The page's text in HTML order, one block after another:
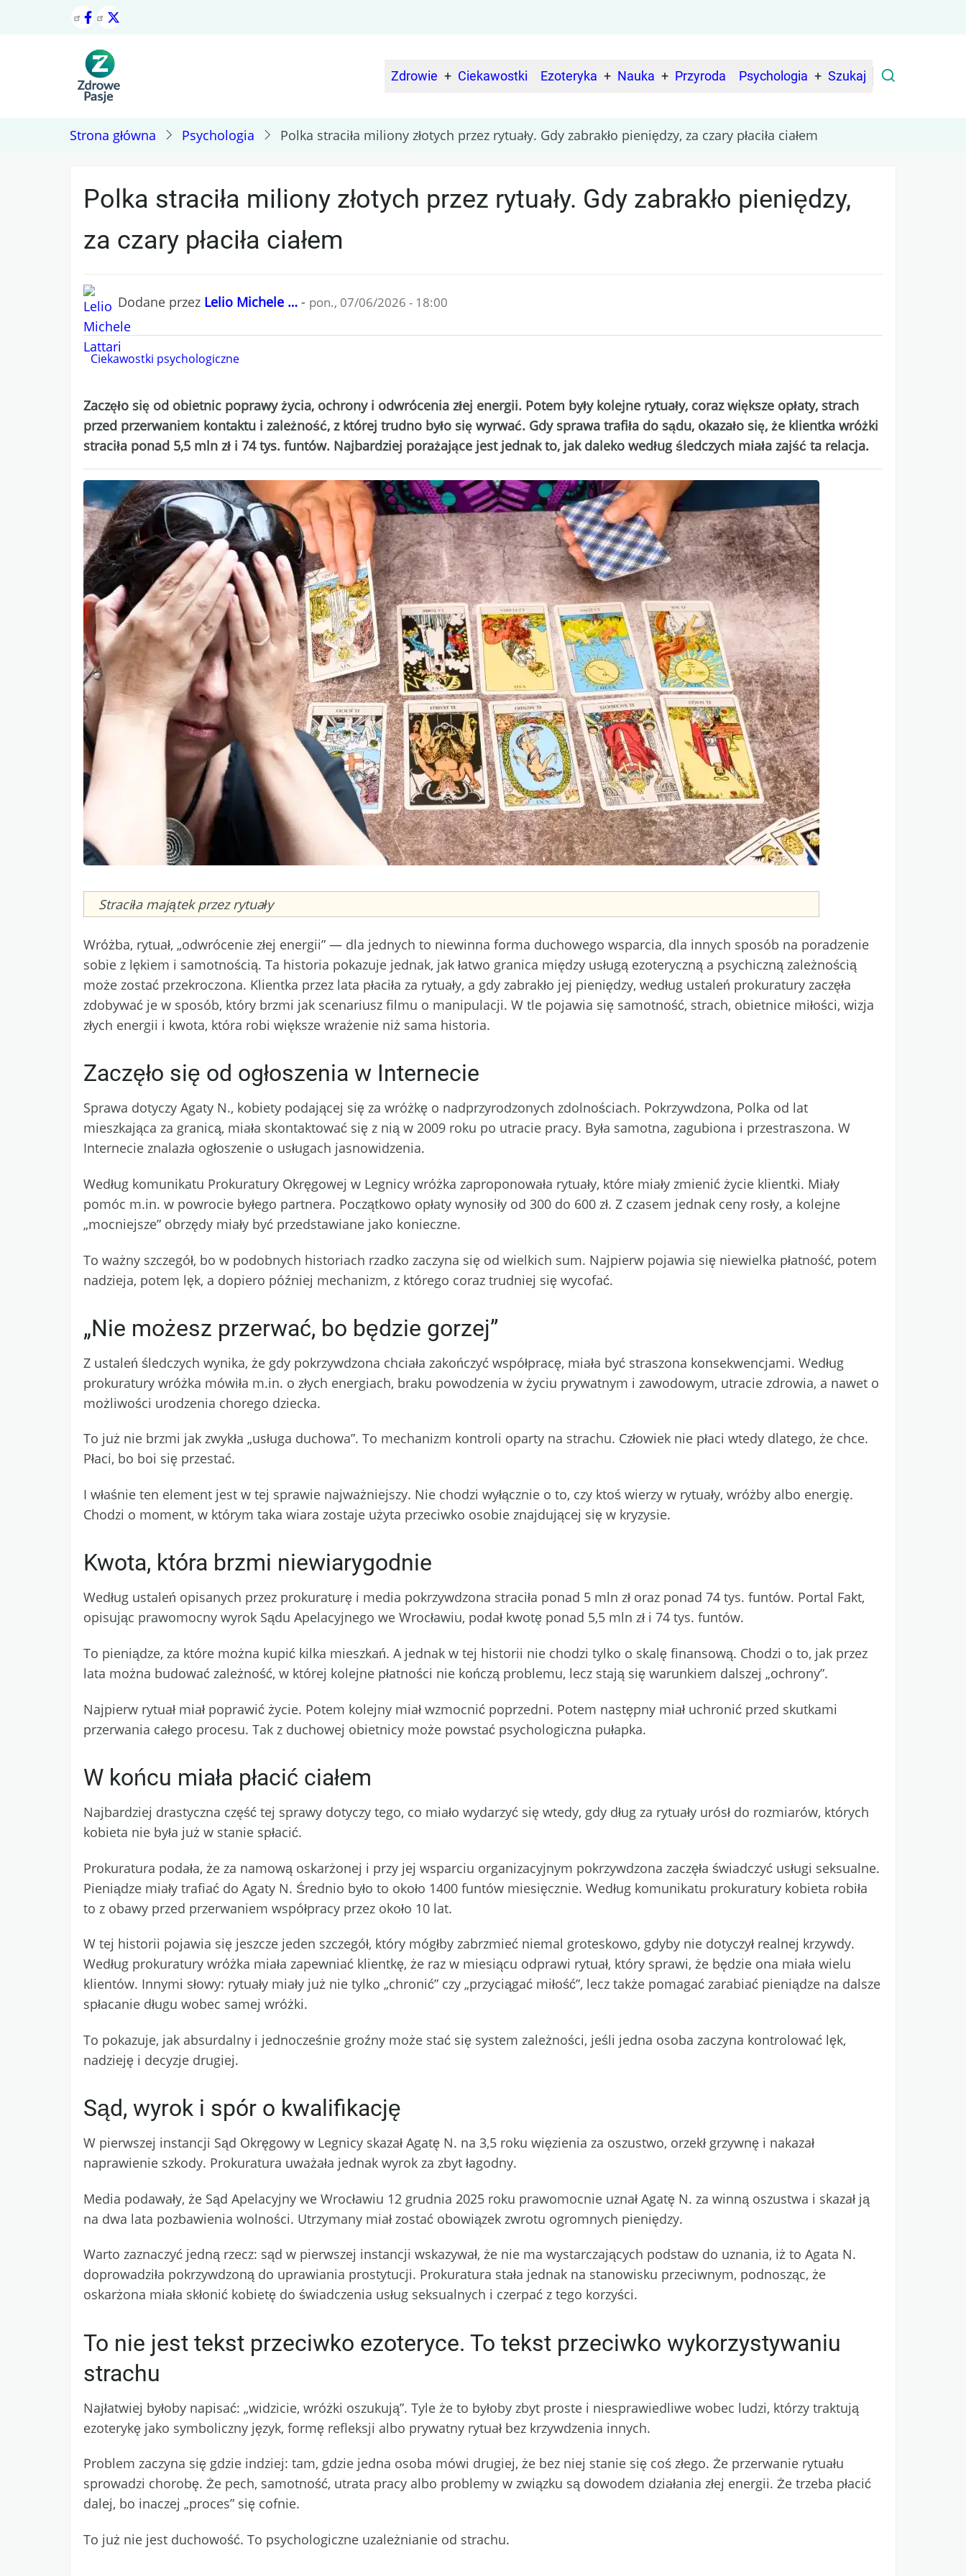
navigation
Zdrowie Ciekawostki Ezoteryka Nauka Przyroda Psychologia Szukaj
Strona główna Psychologia Polka straciła miliony złotych przez rytuały. Gdy zabrakło pieniędzy, za czary płaciła ciałem
Polka straciła miliony złotych przez rytuały. Gdy zabrakło pieniędzy,
za czary płaciła ciałem
Dodane przez Lelio Michele … - pon., 07/06/2026 - 18:00
Ciekawostki psychologiczne
Zaczęło się od obietnic poprawy życia, ochrony i odwrócenia złej energii. Potem były kolejne rytuały, coraz większe opłaty, strach
przed przerwaniem kontaktu i zależność, z której trudno było się wyrwać. Gdy sprawa trafiła do sądu, okazało się, że klientka wróżki
straciła ponad 5,5 mln zł i 74 tys. funtów. Najbardziej porażające jest jednak to, jak daleko według śledczych miała zajść ta relacja.
Caption
Straciła majątek przez rytuały
Wróżba, rytuał, „odwrócenie złej energii” — dla jednych to niewinna forma duchowego wsparcia, dla innych sposób na poradzenie
sobie z lękiem i samotnością. Ta historia pokazuje jednak, jak łatwo granica między usługą ezoteryczną a psychiczną zależnością
może zostać przekroczona. Klientka przez lata płaciła za rytuały, a gdy zabrakło jej pieniędzy, według ustaleń prokuratury zaczęła
zdobywać je w sposób, który brzmi jak scenariusz filmu o manipulacji. W tle pojawia się samotność, strach, obietnice miłości, wizja
złych energii i kwota, która robi większe wrażenie niż sama historia.
Zaczęło się od ogłoszenia w Internecie
Sprawa dotyczy Agaty N., kobiety podającej się za wróżkę o nadprzyrodzonych zdolnościach. Pokrzywdzona, Polka od lat
mieszkająca za granicą, miała skontaktować się z nią w 2009 roku po utracie pracy. Była samotna, zagubiona i przestraszona. W
Internecie znalazła ogłoszenie o usługach jasnowidzenia.
Według komunikatu Prokuratury Okręgowej w Legnicy wróżka zaproponowała rytuały, które miały zmienić życie klientki. Miały
pomóc m.in. w powrocie byłego partnera. Początkowo opłaty wynosiły od 300 do 600 zł. Z czasem jednak ceny rosły, a kolejne
„mocniejsze” obrzędy miały być przedstawiane jako konieczne.
To ważny szczegół, bo w podobnych historiach rzadko zaczyna się od wielkich sum. Najpierw pojawia się niewielka płatność, potem
nadzieja, potem lęk, a dopiero później mechanizm, z którego coraz trudniej się wycofać.
„Nie możesz przerwać, bo będzie gorzej”
Z ustaleń śledczych wynika, że gdy pokrzywdzona chciała zakończyć współpracę, miała być straszona konsekwencjami. Według
prokuratury wróżka mówiła m.in. o złych energiach, braku powodzenia w życiu prywatnym i zawodowym, utracie zdrowia, a nawet o
możliwości urodzenia chorego dziecka.
To już nie brzmi jak zwykła „usługa duchowa”. To mechanizm kontroli oparty na strachu. Człowiek nie płaci wtedy dlatego, że chce.
Płaci, bo boi się przestać.
I właśnie ten element jest w tej sprawie najważniejszy. Nie chodzi wyłącznie o to, czy ktoś wierzy w rytuały, wróżby albo energię.
Chodzi o moment, w którym taka wiara zostaje użyta przeciwko osobie znajdującej się w kryzysie.
Kwota, która brzmi niewiarygodnie
Według ustaleń opisanych przez prokuraturę i media pokrzywdzona straciła ponad 5 mln zł oraz ponad 74 tys. funtów. Portal Fakt,
opisując prawomocny wyrok Sądu Apelacyjnego we Wrocławiu, podał kwotę ponad 5,5 mln zł i 74 tys. funtów.
To pieniądze, za które można kupić kilka mieszkań. A jednak w tej historii nie chodzi tylko o skalę finansową. Chodzi o to, jak przez
lata można budować zależność, w której kolejne płatności nie kończą problemu, lecz stają się warunkiem dalszej „ochrony”.
Najpierw rytuał miał poprawić życie. Potem kolejny miał wzmocnić poprzedni. Potem następny miał uchronić przed skutkami
przerwania całego procesu. Tak z duchowej obietnicy może powstać psychologiczna pułapka.
W końcu miała płacić ciałem
Najbardziej drastyczna część tej sprawy dotyczy tego, co miało wydarzyć się wtedy, gdy dług za rytuały urósł do rozmiarów, których
kobieta nie była już w stanie spłacić.
Prokuratura podała, że za namową oskarżonej i przy jej wsparciu organizacyjnym pokrzywdzona zaczęła świadczyć usługi seksualne.
Pieniądze miały trafiać do Agaty N. Średnio było to około 1400 funtów miesięcznie. Według komunikatu prokuratury kobieta robiła
to z obawy przed przerwaniem współpracy przez około 10 lat.
W tej historii pojawia się jeszcze jeden szczegół, który mógłby zabrzmieć niemal groteskowo, gdyby nie dotyczył realnej krzywdy.
Według prokuratury wróżka miała zapewniać klientkę, że raz w miesiącu odprawi rytuał, który sprawi, że będzie ona miała wielu
klientów. Innymi słowy: rytuały miały już nie tylko „chronić” czy „przyciągać miłość”, lecz także pomagać zarabiać pieniądze na dalsze
spłacanie długu wobec samej wróżki.
To pokazuje, jak absurdalny i jednocześnie groźny może stać się system zależności, jeśli jedna osoba zaczyna kontrolować lęk,
nadzieję i decyzje drugiej.
Sąd, wyrok i spór o kwalifikację
W pierwszej instancji Sąd Okręgowy w Legnicy skazał Agatę N. na 3,5 roku więzienia za oszustwo, orzekł grzywnę i nakazał
naprawienie szkody. Prokuratura uważała jednak wyrok za zbyt łagodny.
Media podawały, że Sąd Apelacyjny we Wrocławiu 12 grudnia 2025 roku prawomocnie uznał Agatę N. za winną oszustwa i skazał ją
na dwa lata pozbawienia wolności. Utrzymany miał zostać obowiązek zwrotu ogromnych pieniędzy.
Warto zaznaczyć jedną rzecz: sąd w pierwszej instancji wskazywał, że nie ma wystarczających podstaw do uznania, iż to Agata N.
doprowadziła pokrzywdzoną do uprawiania prostytucji. Prokuratura stała jednak na stanowisku przeciwnym, podnosząc, że
oskarżona miała skłonić kobietę do świadczenia usług seksualnych i czerpać z tego korzyści.
To nie jest tekst przeciwko ezoteryce. To tekst przeciwko wykorzystywaniu
strachu
Najłatwiej byłoby napisać: „widzicie, wróżki oszukują”. Tyle że to byłoby zbyt proste i niesprawiedliwe wobec ludzi, którzy traktują
ezoterykę jako symboliczny język, formę refleksji albo prywatny rytuał bez krzywdzenia innych.
Problem zaczyna się gdzie indziej: tam, gdzie jedna osoba mówi drugiej, że bez niej stanie się coś złego. Że przerwanie rytuału
sprowadzi chorobę. Że pech, samotność, utrata pracy albo problemy w związku są dowodem działania złej energii. Że trzeba płacić
dalej, bo inaczej „proces” się cofnie.
To już nie jest duchowość. To psychologiczne uzależnianie od strachu.